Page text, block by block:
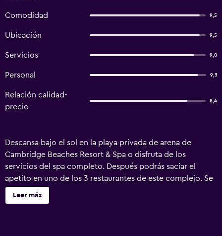
Comodidad 9,5
Ubicación 9,5
Servicios 9,0
Personal 9,3
Relación calidad-
precio
8,4
Descansa bajo el sol en la playa privada de arena de
Cambridge Beaches Resort & Spa o disfruta de los
servicios del spa completo. Después podrás saciar el
apetito en uno de los 3 restaurantes de este complejo. Se
ofrece un servicio de limpieza a petición. Cambridge
Beaches Resort & Spa ofrece 85 alojamientos, con acceso
Leer más